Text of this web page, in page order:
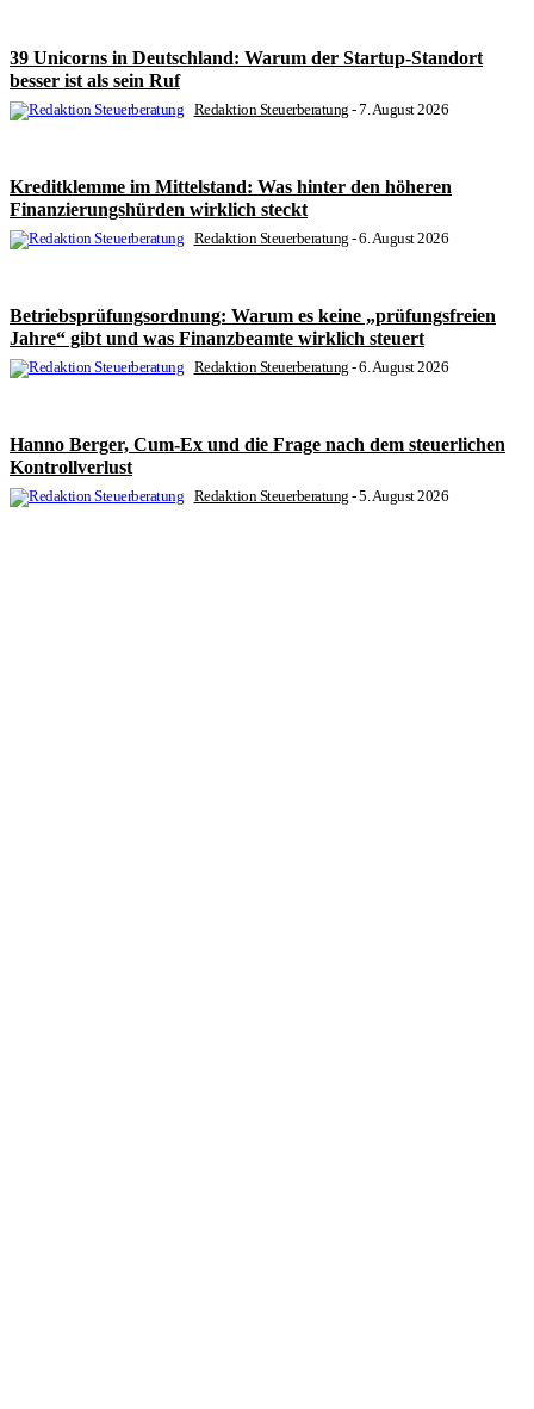
39 Unicorns in Deutschland: Warum der Startup-Standort
besser ist als sein Ruf
Redaktion Steuerberatung -7. August 2026
Kreditklemme im Mittelstand: Was hinter den höheren
Finanzierungshürden wirklich steckt
Redaktion Steuerberatung -6. August 2026
Betriebsprüfungsordnung: Warum es keine „prüfungsfreien
Jahre“ gibt und was Finanzbeamte wirklich steuert
Redaktion Steuerberatung -6. August 2026
Hanno Berger, Cum-Ex und die Frage nach dem steuerlichen
Kontrollverlust
Redaktion Steuerberatung -5. August 2026